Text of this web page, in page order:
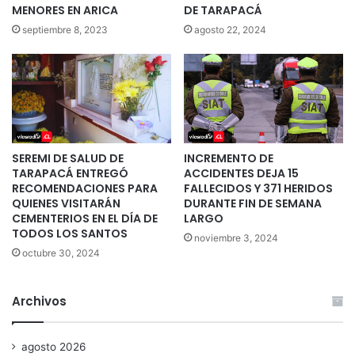
MENORES EN ARICA
septiembre 8, 2023
DE TARAPACÁ
agosto 22, 2024
SEREMI DE SALUD DE
TARAPACÁ ENTREGÓ
RECOMENDACIONES PARA
QUIENES VISITARÁN
CEMENTERIOS EN EL DÍA DE
TODOS LOS SANTOS
octubre 30, 2024
INCREMENTO DE
ACCIDENTES DEJA 15
FALLECIDOS Y 371 HERIDOS
DURANTE FIN DE SEMANA
LARGO
noviembre 3, 2024
Archivos
agosto 2026